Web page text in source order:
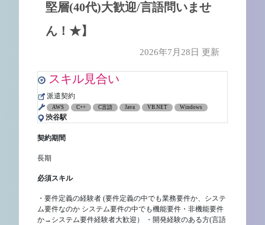
堅層(40代)大歓迎/言語問いませ
ん！★】
2026年7月28日 更新
スキル見合い
派遣契約
AWS C++ C言語 Java VB.NET Windows
渋谷駅
契約期間
長期
必須スキル
・要件定義の経験者 (要件定義の中でも業務要件か、システ
ム要件なのか システム要件の中でも機能要件・非機能要件
か→システム要件経験者大歓迎） ・開発経験のある方(言語